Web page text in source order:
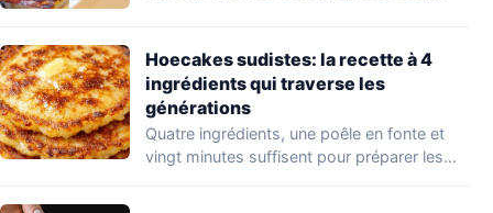
Hoecakes sudistes: la recette à 4
ingrédients qui traverse les
générations
Quatre ingrédients, une poêle en fonte et
vingt minutes suffisent pour préparer les